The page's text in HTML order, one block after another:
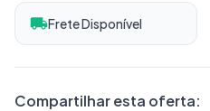
Frete Disponível
Compartilhar esta oferta: